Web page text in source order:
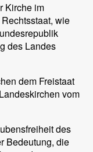
Kirche im
wie
des Landes
dem Freistaat
vom
des
Bedeutung, die